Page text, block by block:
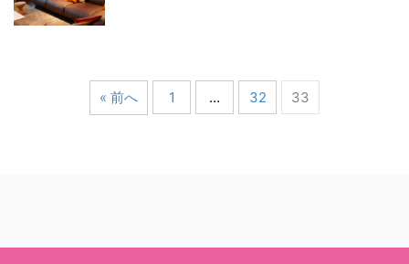
« 前へ 1 … 32 33